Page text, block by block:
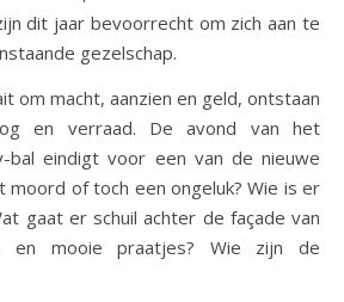
dit jaar bevoorrecht om zich aan te
gezelschap.
om macht, aanzien en geld, ontstaan
en verraad. De avond van het
bal eindigt voor een van de nieuwe
moord of toch een ongeluk? Wie is er
gaat er schuil achter de façade van
en mooie praatjes? Wie zijn de